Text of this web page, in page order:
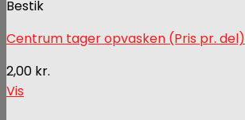
Bestik
Centrum tager opvasken (Pris pr. del)
2,00 kr.
Vis